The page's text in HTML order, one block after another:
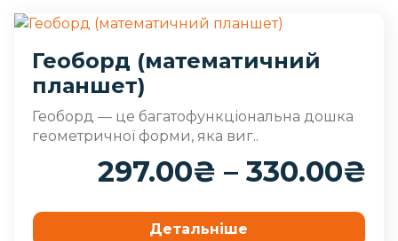
Геоборд (математичний
планшет)
Геоборд — це багатофункціональна дошка
геометричної форми, яка виг..
297.00₴ – 330.00₴
Детальніше